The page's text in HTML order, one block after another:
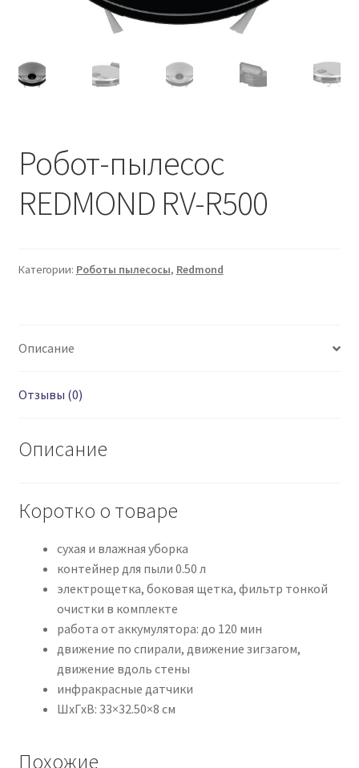
Робот-пылесос
REDMOND RV-R500
Категории: Роботы пылесосы, Redmond
Описание
Отзывы (0)
Описание
Коротко о товаре
сухая и влажная уборка
контейнер для пыли 0.50 л
электрощетка, боковая щетка, фильтр тонкой
очистки в комплекте
работа от аккумулятора: до 120 мин
движение по спирали, движение зигзагом,
движение вдоль стены
инфракрасные датчики
ШхГхВ: 33×32.50×8 см
Похожие